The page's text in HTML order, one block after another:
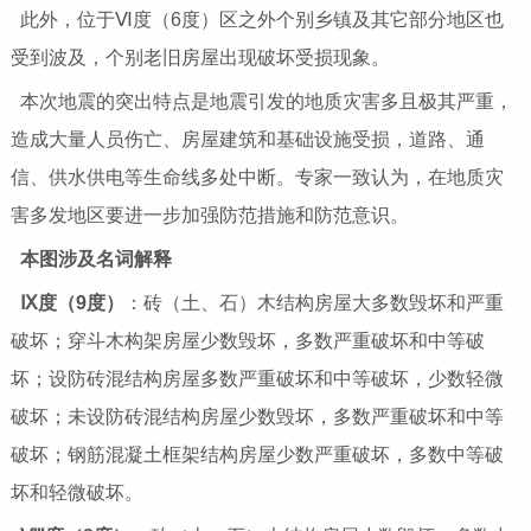
此外，位于Ⅵ度（6度）区之外个别乡镇及其它部分地区也
受到波及，个别老旧房屋出现破坏受损现象。
本次地震的突出特点是地震引发的地质灾害多且极其严重，
造成大量人员伤亡、房屋建筑和基础设施受损，道路、通
信、供水供电等生命线多处中断。专家一致认为，在地质灾
害多发地区要进一步加强防范措施和防范意识。
本图涉及名词解释
Ⅸ度（9度）
：砖（土、石）木结构房屋大多数毁坏和严重
破坏；穿斗木构架房屋少数毁坏，多数严重破坏和中等破
坏；设防砖混结构房屋多数严重破坏和中等破坏，少数轻微
破坏；未设防砖混结构房屋少数毁坏，多数严重破坏和中等
破坏；钢筋混凝土框架结构房屋少数严重破坏，多数中等破
坏和轻微破坏。